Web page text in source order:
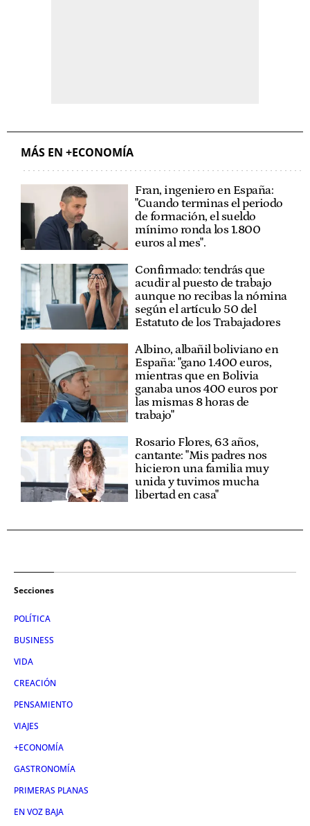
MÁS EN +ECONOMÍA
Fran, ingeniero en España:
"Cuando terminas el periodo
de formación, el sueldo
mínimo ronda los 1.800
euros al mes".
Confirmado: tendrás que
acudir al puesto de trabajo
aunque no recibas la nómina
según el artículo 50 del
Estatuto de los Trabajadores
Albino, albañil boliviano en
España: "gano 1.400 euros,
mientras que en Bolivia
ganaba unos 400 euros por
las mismas 8 horas de
trabajo"
Rosario Flores, 63 años,
cantante: "Mis padres nos
hicieron una familia muy
unida y tuvimos mucha
libertad en casa"
Secciones
POLÍTICA
BUSINESS
VIDA
CREACIÓN
PENSAMIENTO
VIAJES
+ECONOMÍA
GASTRONOMÍA
PRIMERAS PLANAS
EN VOZ BAJA